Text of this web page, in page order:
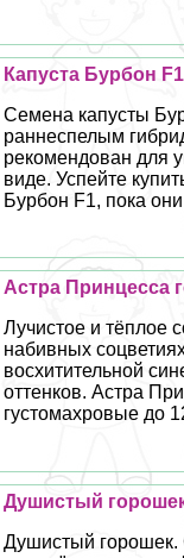
Капуста Бурбон
Семена капусты
раннеспелым
рекомендован для
виде. Успейте
Бурбон F1, пока
Астра Принцесса
Лучистое и тёплое
набивных
восхитительной
оттенков. Астра
густомахровые до
Душистый
Душистый горошек.